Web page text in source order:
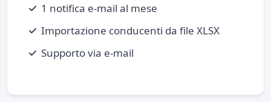
1 notifica e‑mail al mese
Importazione conducenti da file XLSX
Supporto via e‑mail